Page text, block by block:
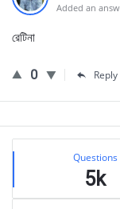
Added an
রেটিনা
0 Reply
Sidebar
Stats Questions
5k